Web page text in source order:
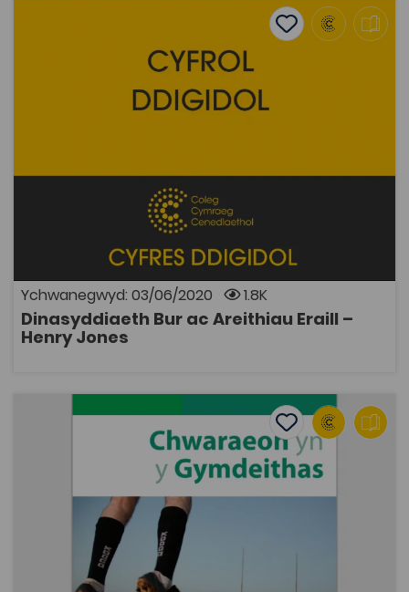
Add to favourites
Ychwanegwyd: 03/06/2020 1.8K
Dinasyddiaeth Bur ac Areithiau Eraill –
Henry Jones
Add to favourites
Dinasyddiaeth Bur ac Areithiau Eraill – Henry
Adnodd Coleg Cymraeg
Tair darlith a draddodwyd i chwarelwyr gogledd Cymru
gan Syr Henry Jones ar droad yr ugeinfed ganrif, yn
trafod hawliau'r gweithiwr a'i le mewn cymdeithas.
AGOR
Chwaraeon yn y Gymdeithas – Dr Hywel Iorwerth a Dr
Add to favourites
Add to favourites
Chwaraeon yn y Gymdeithas – Dr Hywel
Iorwerth a Dr Carwyn Jones
Athroniaeth
Chwaraeon
Cymdeithaseg a Pholisi Cymdeithasol